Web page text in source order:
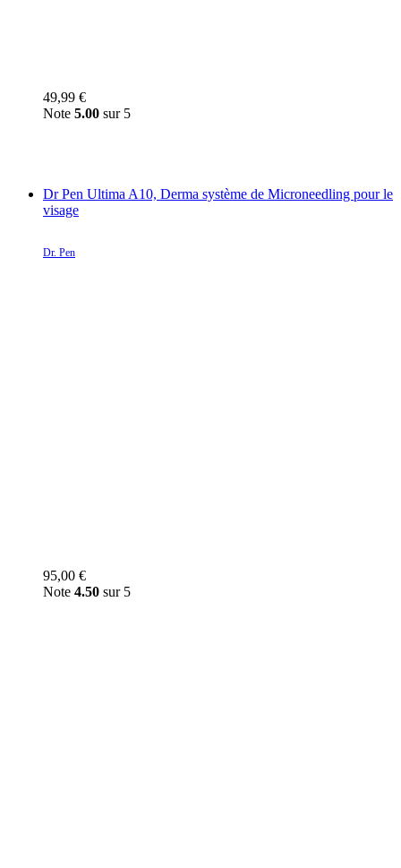
49,99 €
Note 5.00 sur 5
Dr Pen Ultima A10, Derma système de Microneedling pour le
visage
Dr. Pen
95,00 €
Note 4.50 sur 5